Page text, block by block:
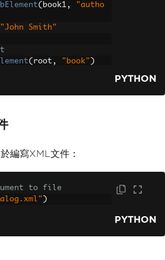
( book1,
"autho
"John Smith"
( root , "book" )
Science Essential
(book2,
"Jane Doe"
object
PYTHON
編寫XML文件：
to file
)
PYTHON